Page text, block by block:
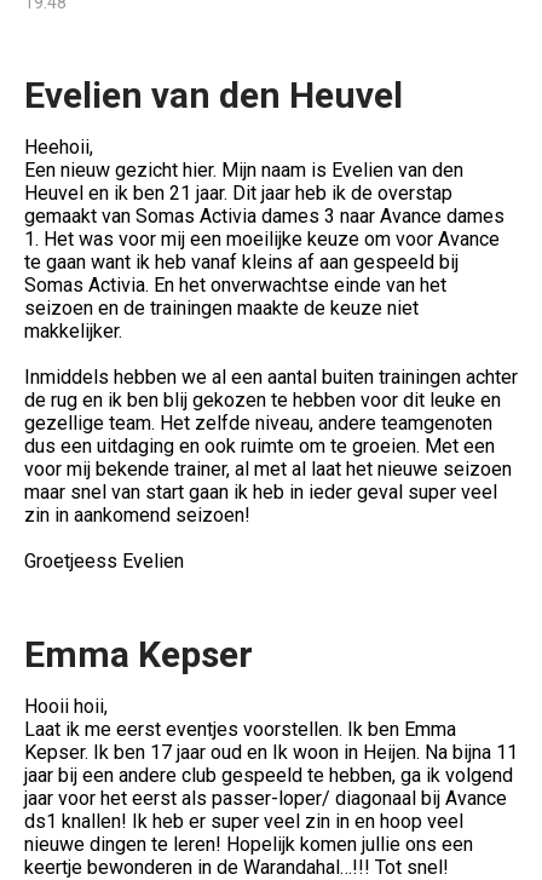
Evelien van den Heuvel
Heehoii,
Een nieuw gezicht hier. Mijn naam is Evelien van den
Heuvel en ik ben 21 jaar. Dit jaar heb ik de overstap
gemaakt van Somas Activia dames 3 naar Avance dames
1. Het was voor mij een moeilijke keuze om voor Avance
te gaan want ik heb vanaf kleins af aan gespeeld bij
Somas Activia. En het onverwachtse einde van het
seizoen en de trainingen maakte de keuze niet
makkelijker.
Inmiddels hebben we al een aantal buiten trainingen achter
de rug en ik ben blij gekozen te hebben voor dit leuke en
gezellige team. Het zelfde niveau, andere teamgenoten
dus een uitdaging en ook ruimte om te groeien. Met een
voor mij bekende trainer, al met al laat het nieuwe seizoen
maar snel van start gaan ik heb in ieder geval super veel
zin in aankomend seizoen!
Groetjeess Evelien
Emma Kepser
Hooii hoii,
Laat ik me eerst eventjes voorstellen. Ik ben Emma
Kepser. Ik ben 17 jaar oud en Ik woon in Heijen. Na bijna 11
jaar bij een andere club gespeeld te hebben, ga ik volgend
jaar voor het eerst als passer-loper/ diagonaal bij Avance
ds1 knallen! Ik heb er super veel zin in en hoop veel
nieuwe dingen te leren! Hopelijk komen jullie ons een
keertje bewonderen in de Warandahal…!!! Tot snel!